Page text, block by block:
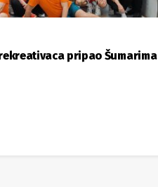
pripao Šumarima